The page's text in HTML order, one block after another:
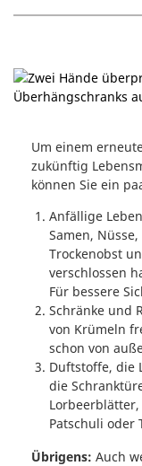
Um einem
zukünftig
können Sie ein
Anfällige
Samen,
Trockenobst
verschlossen
Für bessere
Schränke und
von Krümeln
schon von
Duftstoffe, die
die
Patschuli oder
Übrigens: Auch